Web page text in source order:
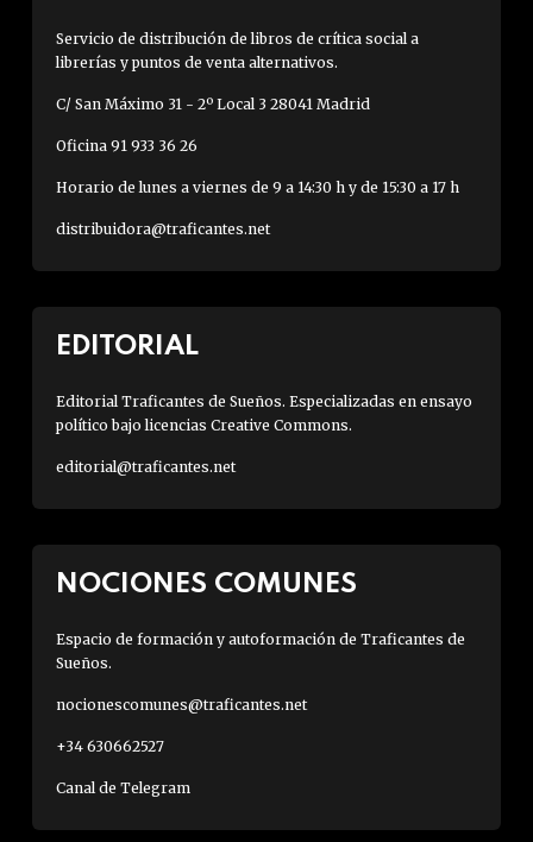
Servicio de distribución de libros de crítica social a
librerías y puntos de venta alternativos.
C/ San Máximo 31 - 2º Local 3 28041 Madrid
Oficina 91 933 36 26
Horario de lunes a viernes de 9 a 14:30 h y de 15:30 a 17 h
distribuidora@traficantes.net
EDITORIAL
Editorial Traficantes de Sueños. Especializadas en ensayo
político bajo licencias Creative Commons.
editorial@traficantes.net
NOCIONES COMUNES
Espacio de formación y autoformación de Traficantes de
Sueños.
nocionescomunes@traficantes.net
+34 630662527
Canal de Telegram